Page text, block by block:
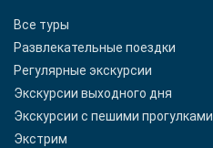
Все туры
Развлекательные поездки
Регулярные экскурсии
Экскурсии выходного дня
Экскурсии с пешими прогулками
Экстрим